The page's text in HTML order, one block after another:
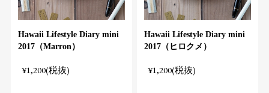
Hawaii Lifestyle Diary mini
2017（Marron）
¥1,200(税抜)
Hawaii Lifestyle Diary mini
2017（ヒロクメ）
¥1,200(税抜)